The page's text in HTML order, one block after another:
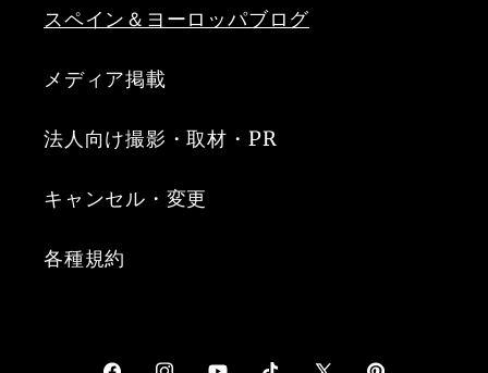
スペイン＆ヨーロッパブログ
メディア掲載
法人向け撮影・取材・PR
キャンセル・変更
各種規約